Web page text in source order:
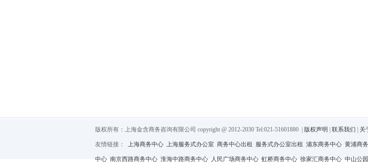
版权所有：上海金含商务咨询有限公司 copyright @ 2012-2030 Tel:021-51601880 版权声明 联系我们 关
友情链接： 上海商务中心 上海服务式办公室 商务中心出租 服务式办公室出租 浦东商务中心 黄浦商
中心 南京西路商务中心 淮海中路商务中心 人民广场商务中心 虹桥商务中心 徐家汇商务中心 中山公